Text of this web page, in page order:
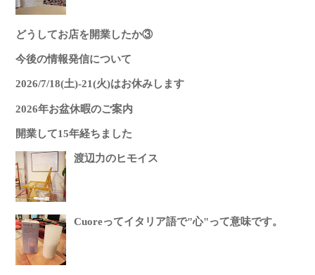
どうしてお店を開業したか③
今後の情報発信について
2026/7/18(土)-21(火)はお休みします
2026年お盆休暇のご案内
開業して15年経ちました
渡辺力のヒモイス
Cuoreってイタリア語で"心"って意味です。